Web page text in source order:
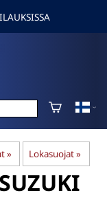
‪» Lokasuojat‪»